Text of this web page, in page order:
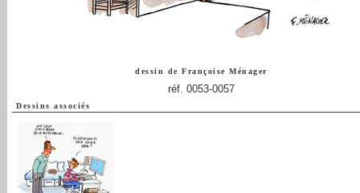
dessin deFrançoise Ménager
réf. 0053-0057
Dessins associés